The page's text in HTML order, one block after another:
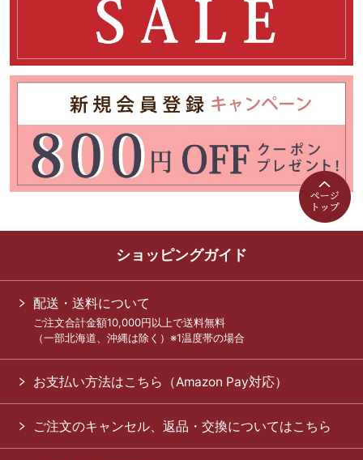
ショッピングガイド
配送・送料について
ご注文合計金額10,000円以上で送料無料
（一部北海道、沖縄は除く）※1温度帯の場合
お支払い方法はこちら（Amazon Pay対応）
ご注文のキャンセル、返品・交換についてはこちら